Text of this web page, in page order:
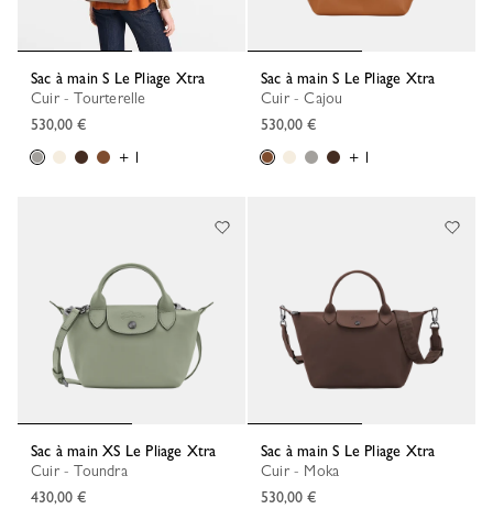
Sac à main S Le Pliage Xtra
Cuir - Tourterelle
530,00 €
+ 1
Sac à main S Le Pliage Xtra
Cuir - Cajou
530,00 €
+ 1
Sac à main XS Le Pliage Xtra
Cuir - Toundra
430,00 €
Sac à main S Le Pliage Xtra
Cuir - Moka
530,00 €